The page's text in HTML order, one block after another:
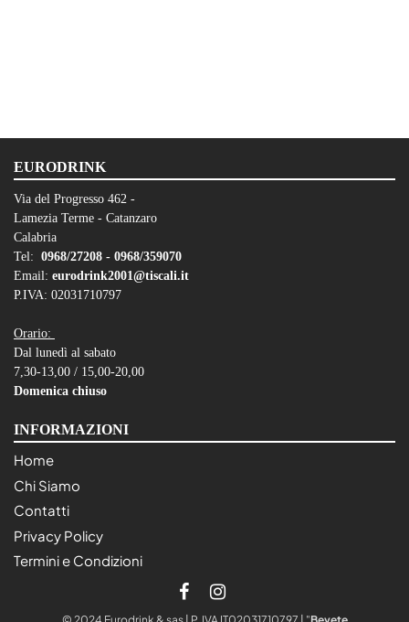
EURODRINK
Via del Progresso 462 -
Lamezia Terme - Catanzaro
Calabria
Tel: 0968/27208 - 0968/359070
Email: eurodrink2001@tiscali.it
P.IVA: 02031710797
Orario:
Dal lunedì al sabato
7,30-13,00 / 15,00-20,00
Domenica chiuso
INFORMAZIONI
Home
Chi Siamo
Contatti
Privacy Policy
Termini e Condizioni
© 2024 Eurodrink & sas | P. IVA IT02031710797 | "Bevete